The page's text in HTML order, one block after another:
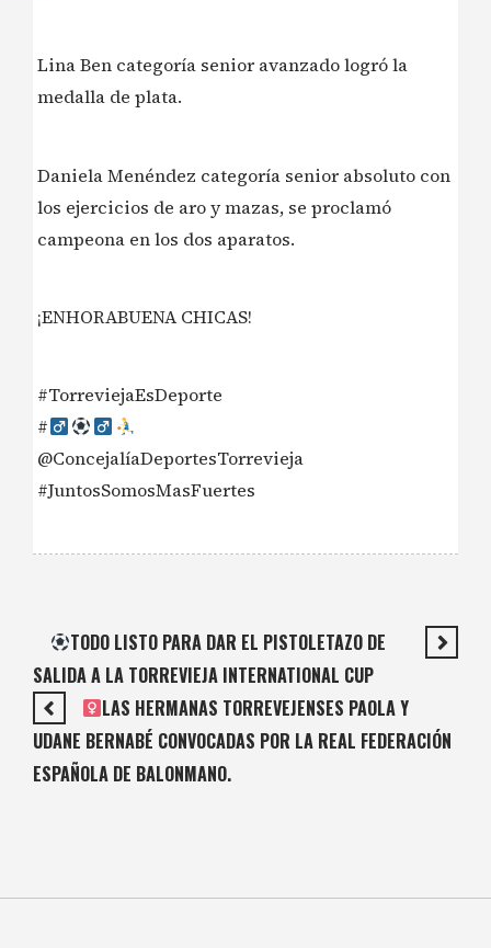
Lina Ben categoría senior avanzado logró la
medalla de plata.
Daniela Menéndez categoría senior absoluto con
los ejercicios de aro y mazas, se proclamó
campeona en los dos aparatos.
¡ENHORABUENA CHICAS!
#TorreviejaEsDeporte
#‍
@ConcejalíaDeportesTorrevieja
#JuntosSomosMasFuertes
TODO LISTO PARA DAR EL PISTOLETAZO DE
SALIDA A LA TORREVIEJA INTERNATIONAL CUP
LAS HERMANAS TORREVEJENSES PAOLA Y
UDANE BERNABÉ CONVOCADAS POR LA REAL FEDERACIÓN
ESPAÑOLA DE BALONMANO.